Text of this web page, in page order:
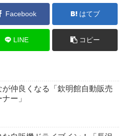
Facebook はてブ
LINE コピー
が仲良くなる「欽明館自動販売
ー」